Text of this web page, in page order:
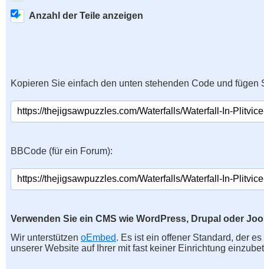
Anzahl der Teile anzeigen
Kopieren Sie einfach den unten stehenden Code und fügen
BBCode (für ein Forum):
Verwenden Sie ein CMS wie WordPress, Drupal oder
Wir unterstützen oEmbed. Es ist ein offener Standard, der
unserer Website auf Ihrer mit fast keiner Einrichtung